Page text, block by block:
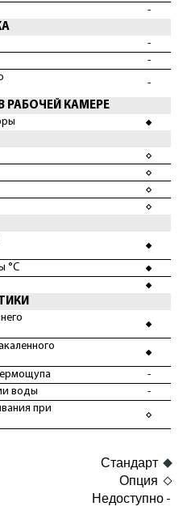
-
-
-
-
РАБОЧЕЙ КАМЕРЕ
°C
-
воды
-
при
Стандарт
Опция
Недоступно -